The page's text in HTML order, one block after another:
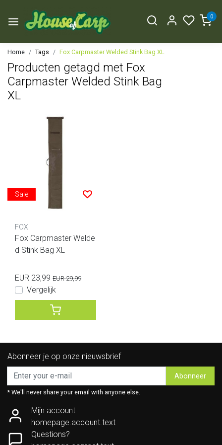
0
Home Tags Fox Carpmaster Welded Stink Bag XL
Producten getagd met Fox
Carpmaster Welded Stink Bag
XL
Sale
FOX
Fox Carpmaster Welde
d Stink Bag XL
EUR 23,99 EUR 29,99
Vergelijk
Abonneer je op onze nieuwsbrief
Abonneer
* We'll never share your email with anyone else.
Mijn account
homepage.account.text
Questions?